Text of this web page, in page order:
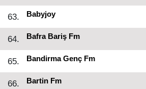
63. Babyjoy
64. Bafra Bariş Fm
65. Bandirma Genç Fm
66. Bartin Fm